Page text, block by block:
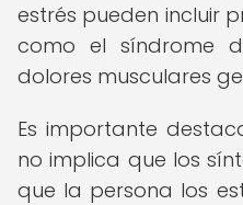
estrés pueden incluir
como el síndrome
dolores musculares
Es importante
no implica que los
que la persona los